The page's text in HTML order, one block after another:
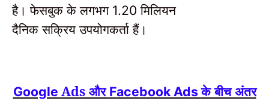
है। फेसबुक के लगभग 1.20मिलियन
दैनिक सक्रिय उपयोगकर्ता हैं।
Google Ads औरFacebook Adsके बीच अंतर